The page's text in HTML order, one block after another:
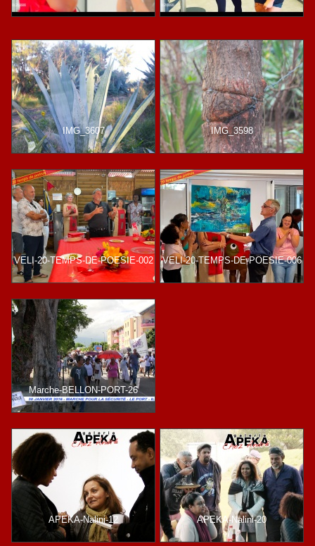
IMG_3607 IMG_3598
VELI-20-TEMPS-DE-POESIE-002 VELI-20-TEMPS-DE-POESIE-006
Marche-BELLON-PORT-26
APEKA-Nalini-12 APEKA-Nalini-20